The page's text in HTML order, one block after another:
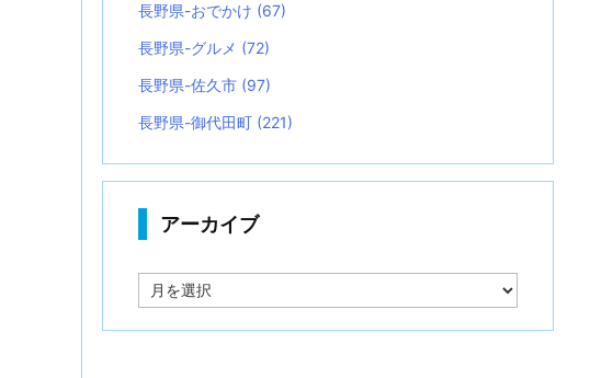
長野県-おでかけ (67)
長野県-グルメ (72)
長野県-佐久市 (97)
長野県-御代田町 (221)
アーカイブ
ー